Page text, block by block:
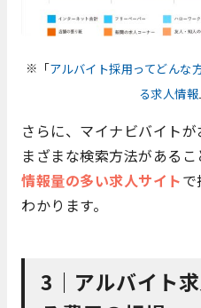
※「アルバイト採用ってどん
る求人情報
さらに、マイナビバイト
まざまな検索方法がある
情報量の多い求人サイト
わかります。
3｜アルバイト